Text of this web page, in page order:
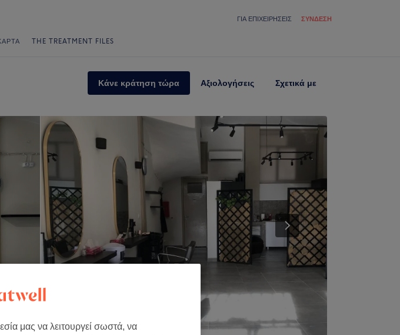
ΓΙΑ ΕΠΙΧΕΙΡΉΣΕΙΣ ΣΎΝΔΕΣΗ
THE TREATMENT FILES
Κάνε κράτηση τώρα Αξιολογήσεις Σχετικά με
μας να λειτουργεί σωστά, να